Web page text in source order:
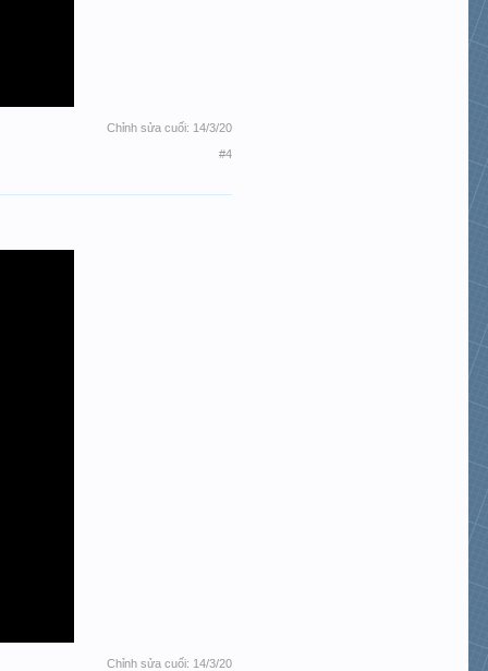
Chỉnh sửa cuối: 14/3/20
#4
Chỉnh sửa cuối: 14/3/20